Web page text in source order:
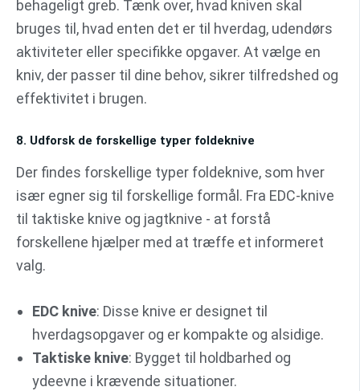
behageligt greb. Tænk over, hvad kniven skal
bruges til, hvad enten det er til hverdag, udendørs
aktiviteter eller specifikke opgaver. At vælge en
kniv, der passer til dine behov, sikrer tilfredshed og
effektivitet i brugen.
8. Udforsk de forskellige typer foldeknive
Der findes forskellige typer foldeknive, som hver
især egner sig til forskellige formål. Fra EDC-knive
til taktiske knive og jagtknive - at forstå
forskellene hjælper med at træffe et informeret
valg.
EDC knive: Disse knive er designet til
hverdagsopgaver og er kompakte og alsidige.
Taktiske knive: Bygget til holdbarhed og
ydeevne i krævende situationer.